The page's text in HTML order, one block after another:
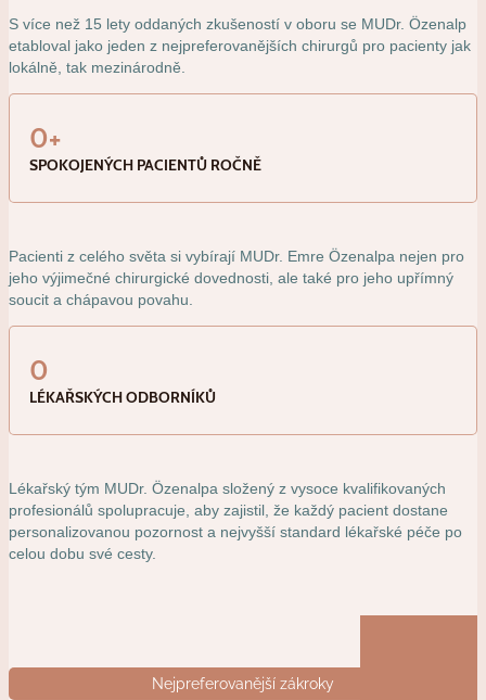
S více než 15 lety oddaných zkušeností v oboru se MUDr. Özenalp
etabloval jako jeden z nejpreferovanějších chirurgů pro pacienty jak
lokálně, tak mezinárodně.
0+
SPOKOJENÝCH PACIENTŮ ROČNĚ
Pacienti z celého světa si vybírají MUDr. Emre Özenalpa nejen pro
jeho výjimečné chirurgické dovednosti, ale také pro jeho upřímný
soucit a chápavou povahu.
0
LÉKAŘSKÝCH ODBORNÍKŮ
Lékařský tým MUDr. Özenalpa složený z vysoce kvalifikovaných
profesionálů spolupracuje, aby zajistil, že každý pacient dostane
personalizovanou pozornost a nejvyšší standard lékařské péče po
celou dobu své cesty.
Nejpreferovanější zákroky